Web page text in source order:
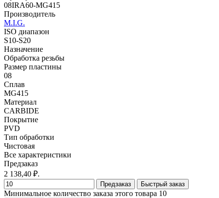
08IRA60-MG415
Производитель
M.I.G.
ISO диапазон
S10-S20
Назначение
Обработка резьбы
Размер пластины
08
Сплав
MG415
Материал
CARBIDE
Покрытие
PVD
Тип обработки
Чистовая
Все характеристики
Предзаказ
2 138,40 ₽.
Предзаказ Быстрый заказ
Минимальное количество заказа этого товара 10